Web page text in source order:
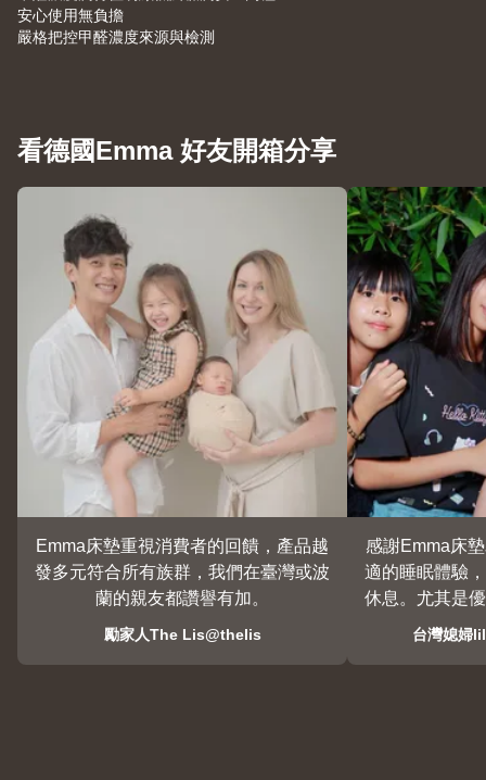
安心使用無負擔
嚴格把控甲醛濃度來源與檢測
看德國Emma 好友開箱分享
Emma床墊重視消費者的回饋，產品越
發多元符合所有族群，我們在臺灣或波
蘭的親友都讚譽有加。
勵家人The Lis@thelis
感謝Emma床
適的睡眠體驗
休息。尤其是
的背部支撐
台灣媳婦